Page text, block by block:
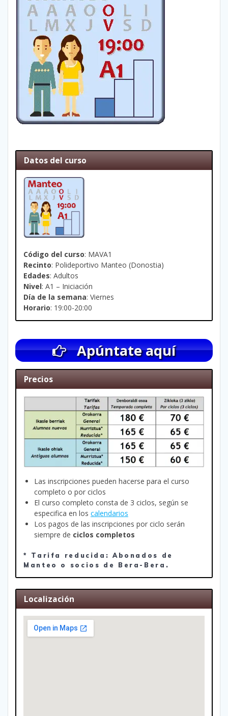
Datos del curso
Código del curso: MAVA1
Recinto: Polideportivo Manteo (Donostia)
Edades: Adultos
Nivel: A1 – Iniciación
Día de la semana: Viernes
Horario: 19:00-20:00
Apúntate aquí
Precios
Las inscripciones pueden hacerse para el curso
completo o por ciclos
El curso completo consta de 3 ciclos, según se
especifica en los calendarios
Los pagos de las inscripciones por ciclo serán
siempre de ciclos completos
* Tarifa reducida: Abonados de
Manteo o socios de Bera-Bera.
Localización